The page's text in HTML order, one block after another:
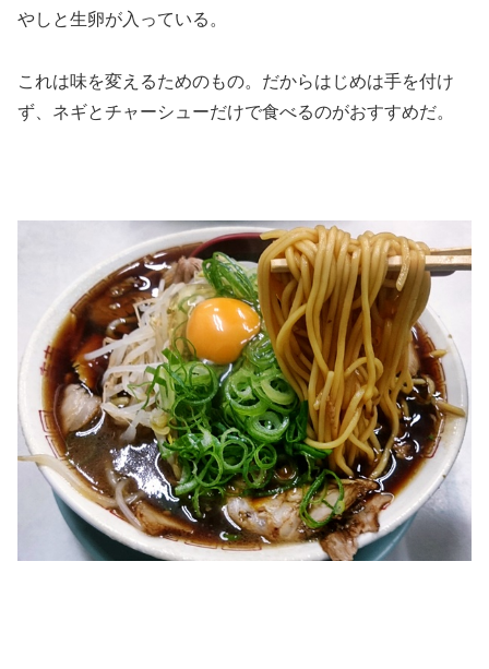
やしと生卵が入っている。
これは味を変えるためのもの。だからはじめは手を付け
ず、ネギとチャーシューだけで食べるのがおすすめだ。